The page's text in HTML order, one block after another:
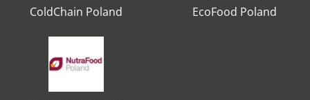
ColdChain Poland EcoFood Poland